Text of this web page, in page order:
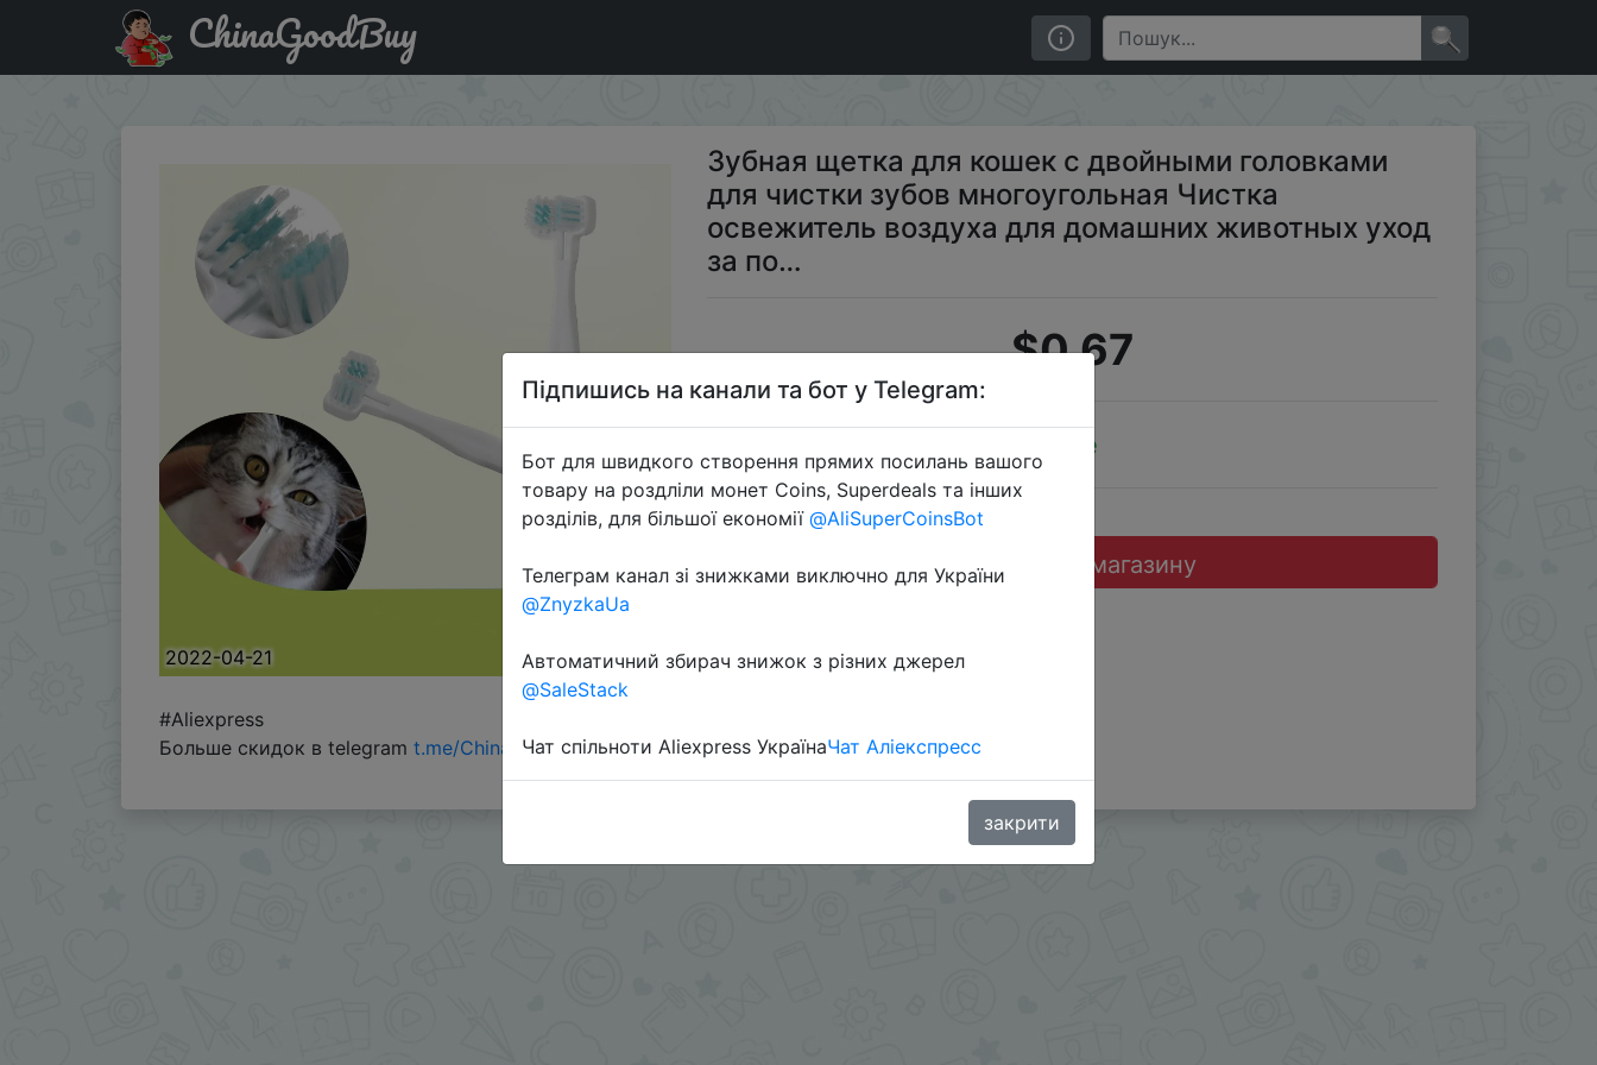
Знижка на Зубная щетка для кошек с двойными головками для чистки зубов многоугольная Чистка освежитель воздуха для домашних животных уход за по…
ChinaGoodBuy
2022-04-21
Зубная щетка для кошек с двойными головками
для чистки зубов многоугольная Чистка
освежитель воздуха для домашних животных уход
за по…
$0.67
Sale
Перейти до магазину
#Aliexpress
Больше скидок в telegram t.me/ChinaGoodBuy
Підпишись на канали та бот у Telegram:
Бот для швидкого створення прямих посилань вашого
товару на роздліли монет Coins, Superdeals та інших
розділів, для більшої економії @AliSuperCoinsBot
Телеграм канал зі знижками виключно для України
@ZnyzkaUa
Автоматичний збирач знижок з різних джерел
@SaleStack
Чат спільноти Aliexpress УкраїнаЧат Аліекспресс
закрити